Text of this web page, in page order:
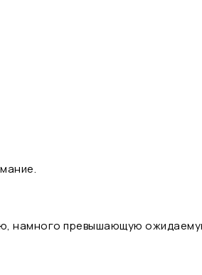
намного превышающую